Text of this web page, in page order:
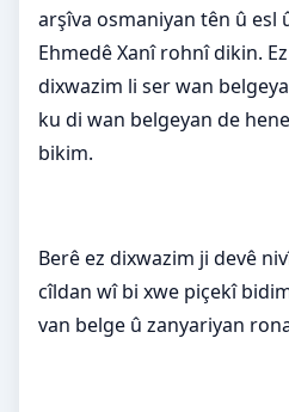
arşîva osmaniyan tên û esl
Ehmedê Xanî rohnî dikin.
dixwazim li ser wan
ku di wan belgeyan de
bikim.
Berê ez dixwazim ji devê
cîldan wî bi xwe piçekî
van belge û zanyariyan